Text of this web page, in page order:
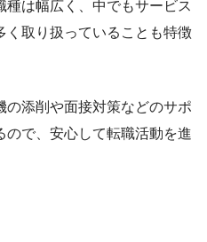
は幅広く、中でもサービス
く取り扱っていることも特徴
の添削や面接対策などのサポ
ので、安心して転職活動を進